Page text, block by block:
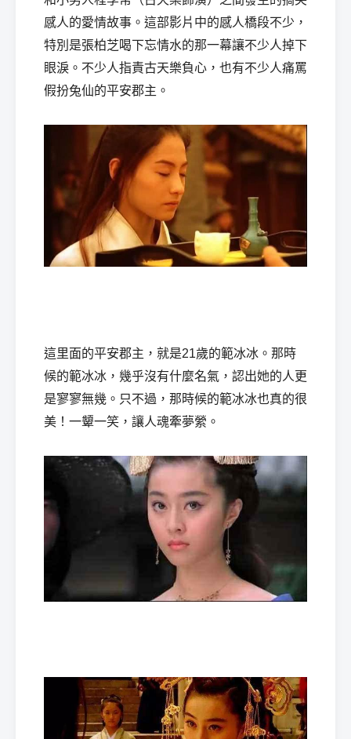
感人的愛情故事。這部影片中的感人橋段不少，
特別是張柏芝喝下忘情水的那一幕讓不少人掉下
眼淚。不少人指責古天樂負心，也有不少人痛罵
假扮兔仙的平安郡主。
這里面的平安郡主，就是21歲的範冰冰。那時
候的範冰冰，幾乎沒有什麼名氣，認出她的人更
是寥寥無幾。只不過，那時候的範冰冰也真的很
美！一顰一笑，讓人魂牽夢縈。